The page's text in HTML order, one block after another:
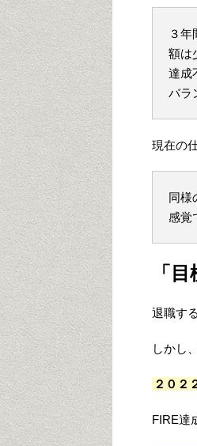
３年
額は
達成
バラ
現在の
同様
感覚
「
退職す
しかし
２０２
FIRE達